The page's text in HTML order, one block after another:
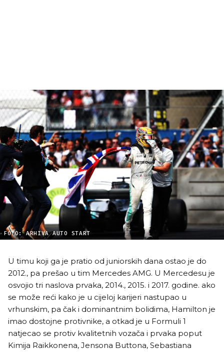
FOTO: ARHIVA AUTO START
U timu koji ga je pratio od juniorskih dana ostao je do
2012., pa prešao u tim Mercedes AMG. U Mercedesu je
osvojio tri naslova prvaka, 2014., 2015. i 2017. godine. ako
se može reći kako je u cijeloj karijeri nastupao u
vrhunskim, pa čak i dominantnim bolidima, Hamilton je
imao dostojne protivnike, a otkad je u Formuli 1
natjecao se protiv kvalitetnih vozača i prvaka poput
Kimija Raikkonena, Jensona Buttona, Sebastiana